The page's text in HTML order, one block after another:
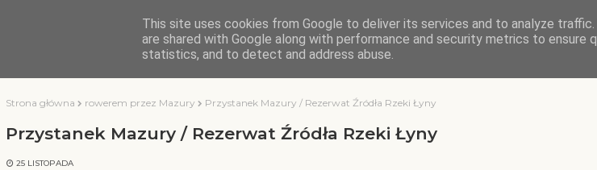
KOCHAMY WARMIĘ
Strona główna rowerem przez Mazury Przystanek Mazury / Rezerwat Źródła Rzeki Łyny
Przystanek Mazury / Rezerwat Źródła Rzeki Łyny
25 LISTOPADA
This site uses cookies from Google to deliver its services and to analyze traffic.
are shared with Google along with performance and security metrics to ensure
statistics, and to detect and address abuse.